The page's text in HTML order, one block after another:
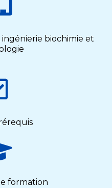
biochimie et
formation